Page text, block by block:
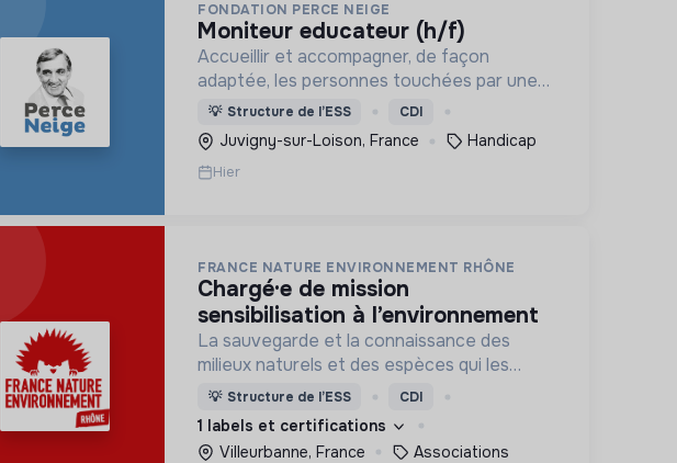
FONDATION PERCE NEIGE
moniteur educateur (h/f)
Accueillir et accompagner, de façon
adaptée, les personnes touchées par une
déficience mentale, un handicap physique
ou psychique
💡 Structure de l’ESS CDI
Juvigny-sur-Loison, France Handicap
Hier
FRANCE NATURE ENVIRONNEMENT RHÔNE
chargé·e de mission
sensibilisation à l’environnement
La sauvegarde et la connaissance des
milieux naturels et des espèces qui les
peuplent, par l’expertise naturaliste ainsi
que par la transmission à tous publics et
l’éducation des générations futures.
💡 Structure de l’ESS CDI
1 labels et certifications
Villeurbanne, France
Associations